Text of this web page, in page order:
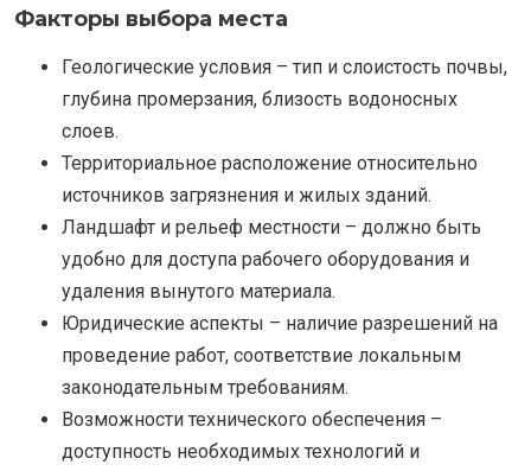
Факторы выбора места
Геологические условия – тип и слоистость почвы,
глубина промерзания, близость водоносных
слоев.
Территориальное расположение относительно
источников загрязнения и жилых зданий.
Ландшафт и рельеф местности – должно быть
удобно для доступа рабочего оборудования и
удаления вынутого материала.
Юридические аспекты – наличие разрешений на
проведение работ, соответствие локальным
законодательным требованиям.
Возможности технического обеспечения –
доступность необходимых технологий и